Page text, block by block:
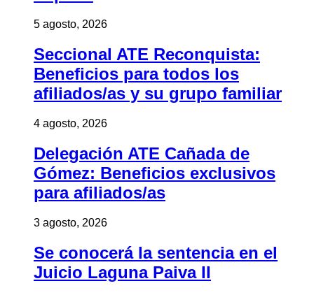
5 agosto, 2026
Seccional ATE Reconquista:
Beneficios para todos los
afiliados/as y su grupo familiar
4 agosto, 2026
Delegación ATE Cañada de
Gómez: Beneficios exclusivos
para afiliados/as
3 agosto, 2026
Se conocerá la sentencia en el
Juicio Laguna Paiva II